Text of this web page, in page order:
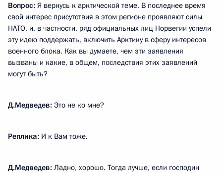
Вопрос: Я вернусь к арктической теме. В последнее время
свой интерес присутствия в этом регионе проявляют силы
НАТО, и, в частности, ряд официальных лиц Норвегии успели
эту идею поддержать, включить Арктику в сферу интересов
военного блока. Как вы думаете, чем эти заявления
вызваны и какие, в общем, последствия этих заявлений
могут быть?
Д.Медведев: Это не ко мне?
Реплика: И к Вам тоже.
Д.Медведев: Ладно, хорошо. Тогда лучше, если господин